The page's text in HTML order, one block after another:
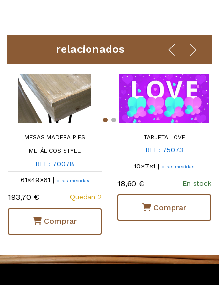
relacionados
MESAS MADERA PIES
METÁLICOS STYLE
REF: 70078
61×49×61 | otras medidas
193,70 € Quedan 2
Comprar
TARJETA LOVE
REF: 75073
10×7×1 | otras medidas
18,60 € En stock
Comprar